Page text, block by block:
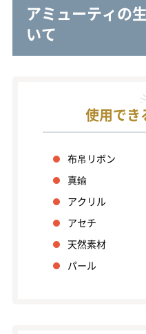
アミューティの
いて
使用でき
布帛リボン
真鍮
アクリル
アセチ
天然素材
パール